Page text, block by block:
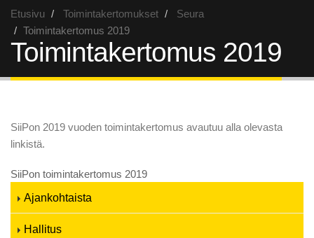
Etusivu Toimintakertomukset
Seura
Toimintakertomus 2019
Toimintakertomus 2019
SiiPon 2019 vuoden toimintakertomus avautuu alla olevasta
linkistä.
SiiPon toimintakertomus 2019
Ajankohtaista
Hallitus